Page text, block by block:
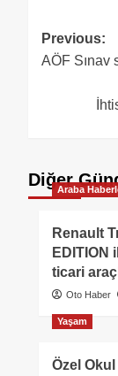
Previous:
AÖF Sınav
Diğer
Araba
Renault
ticari
Oto Haber
Yaşam
Özel